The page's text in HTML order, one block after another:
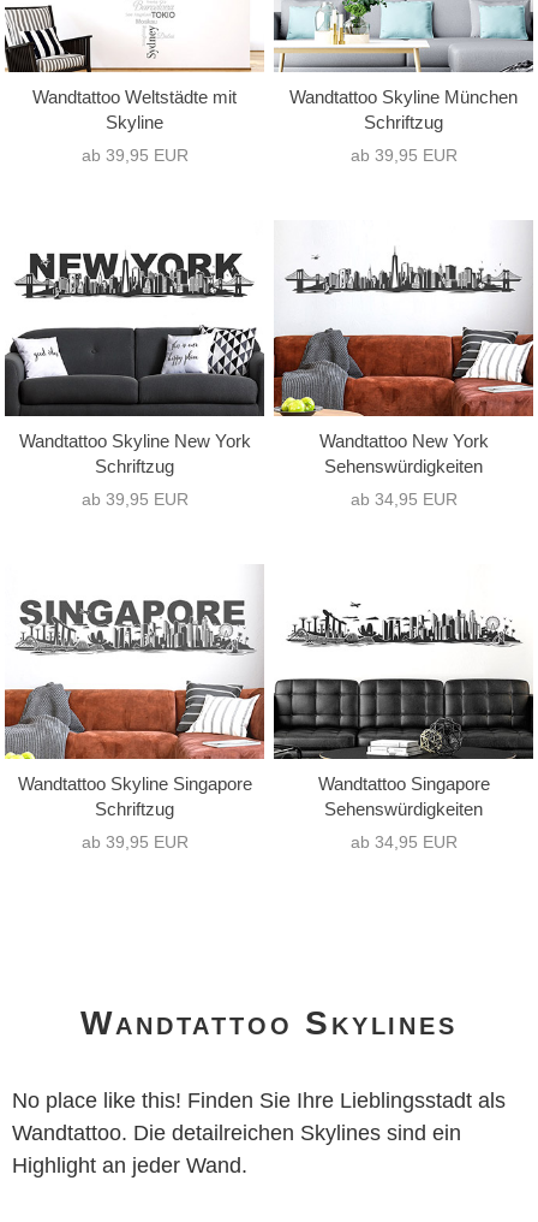
Wandtattoo Skylines
No place like this! Finden Sie Ihre Lieblingsstadt als
Wandtattoo. Die detailreichen Skylines sind ein
Highlight an jeder Wand.
Wandtattoo Weltstädte mit
Skyline
ab 39,95 EUR
Wandtattoo Skyline München
Schriftzug
ab 39,95 EUR
Wandtattoo Skyline New York
Schriftzug
ab 39,95 EUR
Wandtattoo New York
Sehenswürdigkeiten
ab 34,95 EUR
Wandtattoo Skyline Singapore
Schriftzug
ab 39,95 EUR
Wandtattoo Singapore
Sehenswürdigkeiten
ab 34,95 EUR